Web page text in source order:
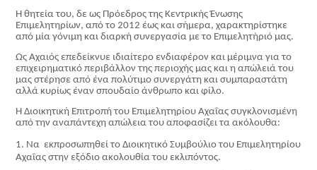
Η θητεία του, δε ως Πρόεδρος της Κεντρικής Ένωσης
Επιμελητηρίων, από το 2012 έως και σήμερα, χαρακτηρίστηκε
από μία γόνιμη και διαρκή συνεργασία με το Επιμελητήριό μας.
Ως Αχαιός επεδείκνυε ιδιαίτερο ενδιαφέρον και μέριμνα για το
επιχειρηματικό περιβάλλον της περιοχής μας και η απώλειά του
μας στέρησε από ένα πολύτιμο συνεργάτη και συμπαραστάτη
αλλά κυρίως έναν σπουδαίο άνθρωπο και φίλο.
Η Διοικητική Επιτροπή του Επιμελητηρίου Αχαΐας συγκλονισμένη
από την αναπάντεχη απώλεια του αποφασίζει τα ακόλουθα:
1. Να εκπροσωπηθεί το Διοικητικό Συμβούλιο του Επιμελητηρίου
Αχαΐας στην εξόδιο ακολουθία του εκλιπόντος.